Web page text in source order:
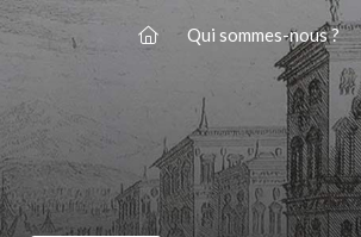
Qui sommes-nous ?